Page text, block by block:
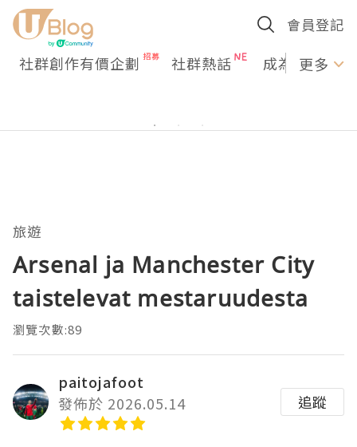
會員登記
社群創作有價企劃 社群熱話 成為U更多
旅遊
Arsenal ja Manchester City
taistelevat mestaruudesta
瀏覽次數:89
paitojafoot
發佈於 2026.05.14
追蹤